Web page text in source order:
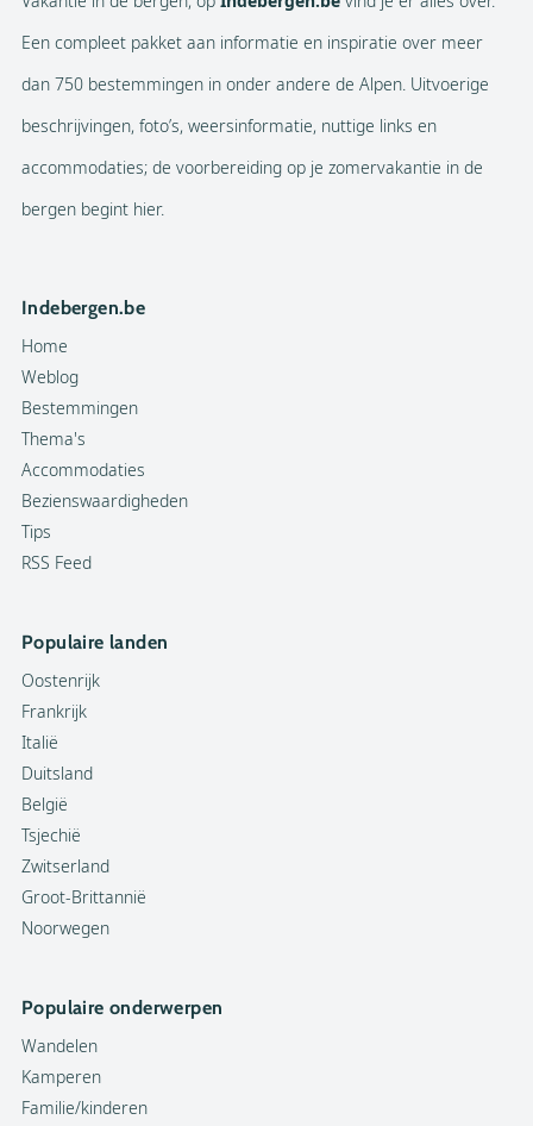
Een compleet pakket aan informatie en inspiratie over meer
dan 750 bestemmingen in onder andere de Alpen. Uitvoerige
beschrijvingen, foto’s, weersinformatie, nuttige links en
accommodaties; de voorbereiding op je zomervakantie in de
bergen begint hier.
Indebergen.be
Home
Weblog
Bestemmingen
Thema's
Accommodaties
Bezienswaardigheden
Tips
RSS Feed
Populaire landen
Oostenrijk
Frankrijk
Italië
Duitsland
België
Tsjechië
Zwitserland
Groot-Brittannië
Noorwegen
Populaire onderwerpen
Wandelen
Kamperen
Familie/kinderen